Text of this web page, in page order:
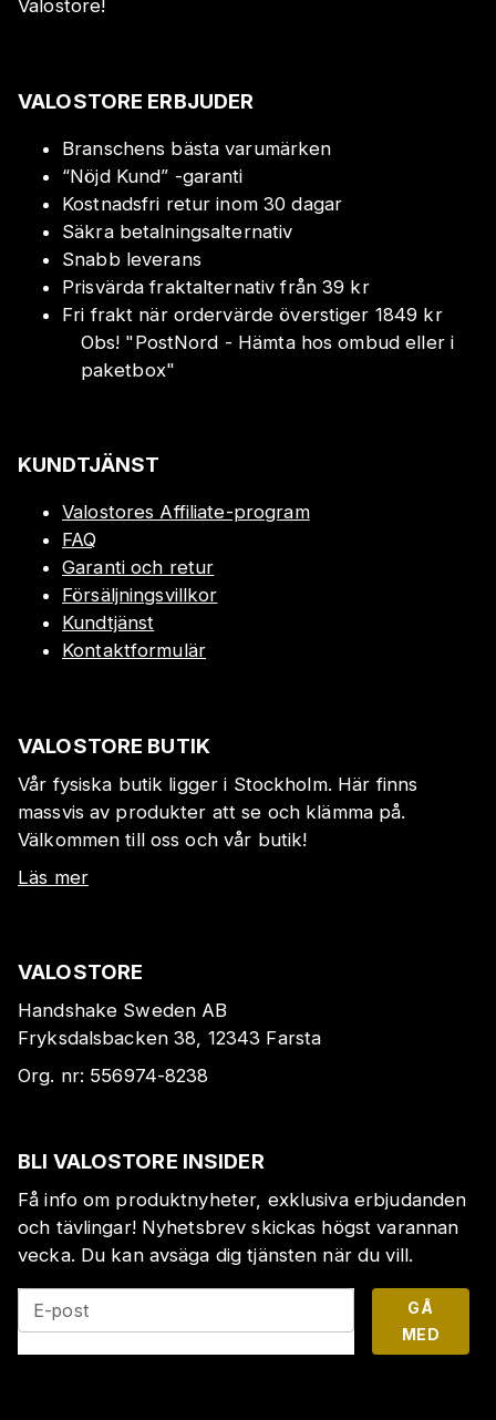
Valostore!
VALOSTORE ERBJUDER
Branschens bästa varumärken
“Nöjd Kund” -garanti
Kostnadsfri retur inom 30 dagar
Säkra betalningsalternativ
Snabb leverans
Prisvärda fraktalternativ från 39 kr
Fri frakt när ordervärde överstiger 1849 kr
Obs! "PostNord - Hämta hos ombud eller i
paketbox"
KUNDTJÄNST
Valostores Affiliate-program
FAQ
Garanti och retur
Försäljningsvillkor
Kundtjänst
Kontaktformulär
VALOSTORE BUTIK
Vår fysiska butik ligger i Stockholm. Här finns
massvis av produkter att se och klämma på.
Välkommen till oss och vår butik!
Läs mer
VALOSTORE
Handshake Sweden AB
Fryksdalsbacken 38, 12343 Farsta
Org. nr: 556974-8238
BLI VALOSTORE INSIDER
Få info om produktnyheter, exklusiva erbjudanden
och tävlingar! Nyhetsbrev skickas högst varannan
vecka. Du kan avsäga dig tjänsten när du vill.
E-post
GÅ
MED